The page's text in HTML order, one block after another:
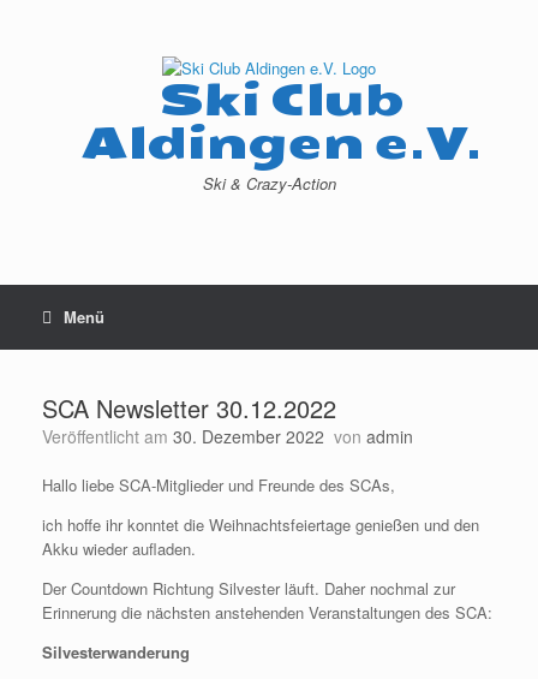
Ski Club
Aldingen e.V.
Ski & Crazy-Action
Menü
SCA Newsletter 30.12.2022
Veröffentlicht am 30. Dezember 2022 von admin
Hallo liebe SCA-Mitglieder und Freunde des SCAs,
ich hoffe ihr konntet die Weihnachtsfeiertage genießen und den
Akku wieder aufladen.
Der Countdown Richtung Silvester läuft. Daher nochmal zur
Erinnerung die nächsten anstehenden Veranstaltungen des SCA:
Silvesterwanderung